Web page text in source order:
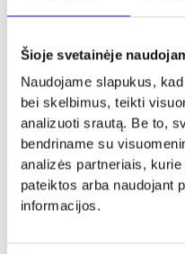
Šioje svetainėje
Naudojame slapukus,
bei skelbimus, teikti
analizuoti srautą. Be to,
bendriname su
analizės partneriais,
pateiktos arba naudojant
informacijos.
Kepurė „Krikšto tėtis”
9.00€
Į KREPŠELĮ